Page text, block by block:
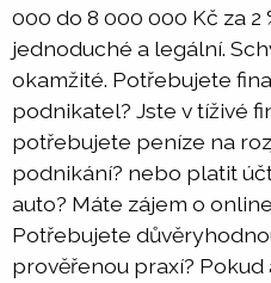
000 do 8 000 000 Kč za 2
jednoduché a legální.
okamžité. Potřebujete
podnikatel? Jste v tíživé
potřebujete peníze na
podnikání? nebo platit
auto? Máte zájem o
Potřebujete
prověřenou praxí?